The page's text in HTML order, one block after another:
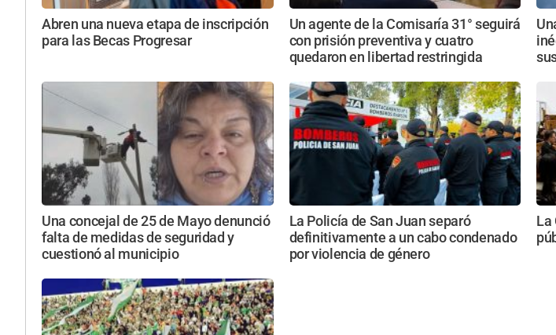
Abren una nueva etapa de inscripción
para las Becas Progresar
Un agente de la Comisaría 31° seguirá
con prisión preventiva y cuatro
quedaron en libertad restringida
Una concejal de 25 de Mayo denunció
falta de medidas de seguridad y
cuestionó al municipio
La Policía de San Juan separó
definitivamente a un cabo condenado
por violencia de género
La